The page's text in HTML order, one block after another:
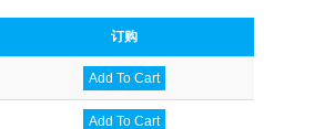
订购
Add To Cart
Add To Cart